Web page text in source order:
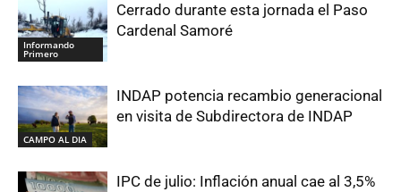
Informando
Primero
Cerrado durante esta jornada el Paso
Cardenal Samoré
CAMPO AL DIA
INDAP potencia recambio generacional
en visita de Subdirectora de INDAP
IPC de julio: Inflación anual cae al 3,5%